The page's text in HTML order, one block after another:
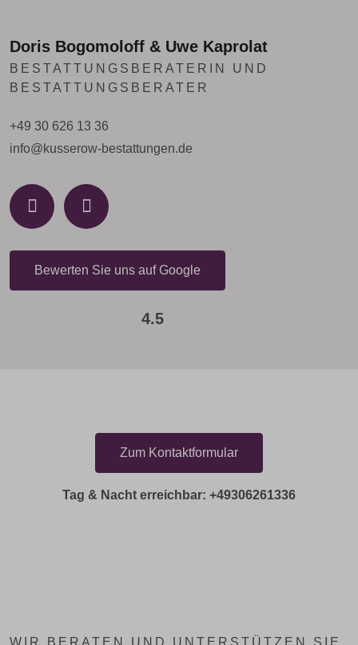
Doris Bogomoloff & Uwe Kaprolat
BESTATTUNGSBERATERIN UND
BESTATTUNGSBERATER
+49 30 626 13 36
info@kusserow-bestattungen.de
Bewerten Sie uns auf Google
4.5
Zum Kontaktformular
Tag & Nacht erreichbar: +49306261336